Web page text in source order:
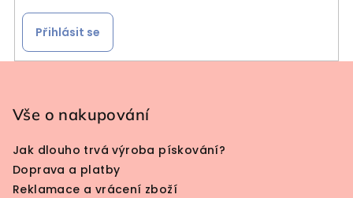
Přihlásit se
Vše o nakupování
Jak dlouho trvá výroba pískování?
Doprava a platby
Reklamace a vrácení zboží